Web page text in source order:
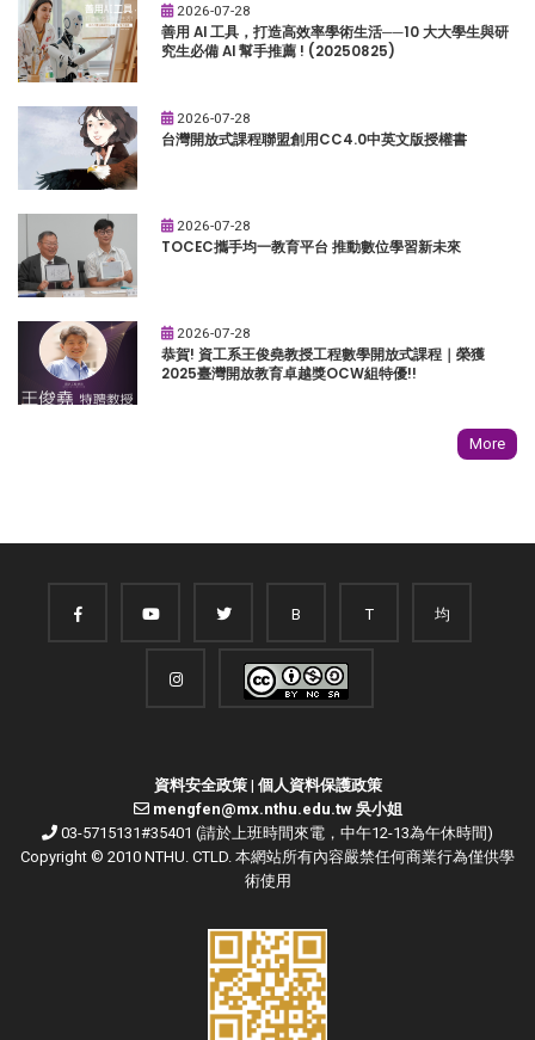
2026-07-28
善用 AI 工具，打造高效率學術生活──10 大大學生與研
究生必備 AI 幫手推薦 ! (20250825)
2026-07-28
台灣開放式課程聯盟創用CC4.0中英文版授權書
2026-07-28
TOCEC攜手均一教育平台 推動數位學習新未來
2026-07-28
恭賀! 資工系王俊堯教授工程數學開放式課程｜榮獲
2025臺灣開放教育卓越獎OCW組特優!!
More
B T 均
資料安全政策| 個人資料保護政策
mengfen@mx.nthu.edu.tw 吳小姐
03-5715131#35401 (請於上班時間來電，中午12-13為午休時間)
Copyright © 2010 NTHU. CTLD. 本網站所有內容嚴禁任何商業行為僅供學
術使用